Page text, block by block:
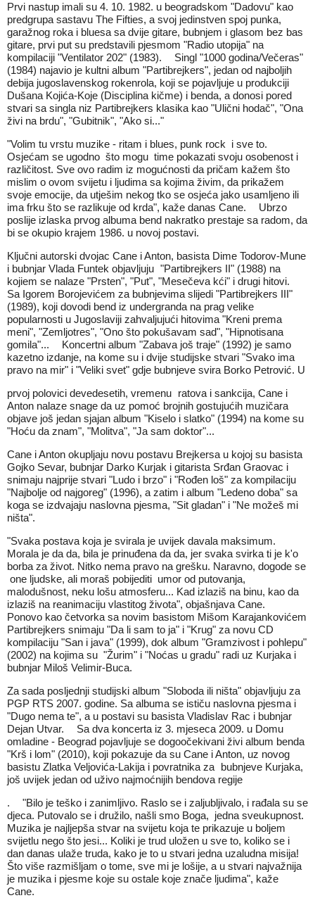
Prvi nastup imali su 4. 10. 1982. u beogradskom "Dadovu" kao
predgrupa sastavu The Fifties, a svoj jedinstven spoj punka,
garažnog roka i bluesa sa dvije gitare, bubnjem i glasom bez bas
gitare, prvi put su predstavili pjesmom "Radio utopija" na
kompilaciji "Ventilator 202" (1983). Singl "1000 godina/Večeras"
(1984) najavio je kultni album "Partibrejkers", jedan od najboljih
debija jugoslavenskog rokenrola, koji se pojavljuje u produkciji
Dušana Kojića-Koje (Disciplina kičme) i benda, a donosi pored
stvari sa singla niz Partibrejkers klasika kao "Ulični hodač", "Ona
živi na brdu", "Gubitnik", "Ako si..."
"Volim tu vrstu muzike - ritam i blues, punk rock i sve to.
Osjećam se ugodno što mogu time pokazati svoju osobenost i
različitost. Sve ovo radim iz mogućnosti da pričam kažem što
mislim o ovom svijetu i ljudima sa kojima živim, da prikažem
svoje emocije, da utješim nekog tko se osjeća jako usamljeno ili
ima frku što se razlikuje od krda", kaže danas Cane. Ubrzo
poslije izlaska prvog albuma bend nakratko prestaje sa radom, da
bi se okupio krajem 1986. u novoj postavi.
Ključni autorski dvojac Cane i Anton, basista Dime Todorov-Mune
i bubnjar Vlada Funtek objavljuju "Partibrejkers II" (1988) na
kojiem se nalaze "Prsten", "Put", "Mesečeva kći" i drugi hitovi.
Sa Igorem Borojevićem za bubnjevima slijedi "Partibrejkers III"
(1989), koji dovodi bend iz undergranda na prag velike
popularnosti u Jugoslaviji zahvaljujući hitovima "Kreni prema
meni", "Zemljotres", "Ono što pokušavam sad", "Hipnotisana
gomila"... Koncertni album "Zabava još traje" (1992) je samo
kazetno izdanje, na kome su i dvije studijske stvari "Svako ima
pravo na mir" i "Veliki svet" gdje bubnjeve svira Borko Petrović. U
prvoj polovici devedesetih, vremenu ratova i sankcija, Cane i
Anton nalaze snage da uz pomoć brojnih gostujućih muzičara
objave još jedan sjajan album "Kiselo i slatko" (1994) na kome su
"Hoću da znam", "Molitva", "Ja sam doktor"...
Cane i Anton okupljaju novu postavu Brejkersa u kojoj su basista
Gojko Sevar, bubnjar Darko Kurjak i gitarista Srđan Graovac i
snimaju najprije stvari "Ludo i brzo" i "Rođen loš" za kompilaciju
"Najbolje od najgoreg" (1996), a zatim i album "Ledeno doba" sa
koga se izdvajaju naslovna pjesma, "Sit gladan" i "Ne možeš mi
ništa".
"Svaka postava koja je svirala je uvijek davala maksimum.
Morala je da da, bila je prinuđena da da, jer svaka svirka ti je k'o
borba za život. Nitko nema pravo na grešku. Naravno, dogode se
one ljudske, ali moraš pobijediti umor od putovanja,
malodušnost, neku lošu atmosferu... Kad izlaziš na binu, kao da
izlaziš na reanimaciju vlastitog života", objašnjava Cane.
Ponovo kao četvorka sa novim basistom Mišom Karajankovićem
Partibrejkers snimaju "Da li sam to ja" i "Krug" za novu CD
kompilaciju "San i java" (1999), dok album "Gramzivost i pohlepu"
(2002) na kojima su "Žurim" i "Noćas u gradu" radi uz Kurjaka i
bubnjar Miloš Velimir-Buca.
Za sada posljednji studijski album "Sloboda ili ništa" objavljuju za
PGP RTS 2007. godine. Sa albuma se ističu naslovna pjesma i
"Dugo nema te", a u postavi su basista Vladislav Rac i bubnjar
Dejan Utvar. Sa dva koncerta iz 3. mjeseca 2009. u Domu
omladine - Beograd pojavljuje se dogoočekivani živi album benda
"Krš i lom" (2010), koji pokazuje da su Cane i Anton, uz novog
basistu Zlatka Veljovića-Lakija i povratnika za bubnjeve Kurjaka,
još uvijek jedan od uživo najmoćnijih bendova regije
. "Bilo je teško i zanimljivo. Raslo se i zaljubljivalo, i rađala su se
djeca. Putovalo se i družilo, našli smo Boga, jedna sveukupnost.
Muzika je najljepša stvar na svijetu koja te prikazuje u boljem
svijetlu nego što jesi... Koliki je trud uložen u sve to, koliko se i
dan danas ulaže truda, kako je to u stvari jedna uzaludna misija!
Što više razmišljam o tome, sve mi je lošije, a u stvari najvažnija
je muzika i pjesme koje su ostale koje znače ljudima", kaže
Cane.